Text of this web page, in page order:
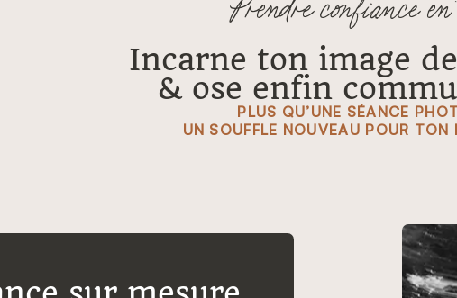
Incarne ton image
& ose enfin
PLUS QU’UNE SÉANCE
UN SOUFFLE NOUVEAU POUR TON